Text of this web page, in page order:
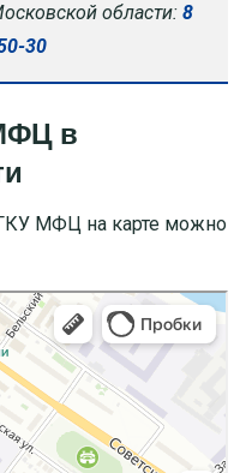
области: 8
30
в
МФЦ на карте можно